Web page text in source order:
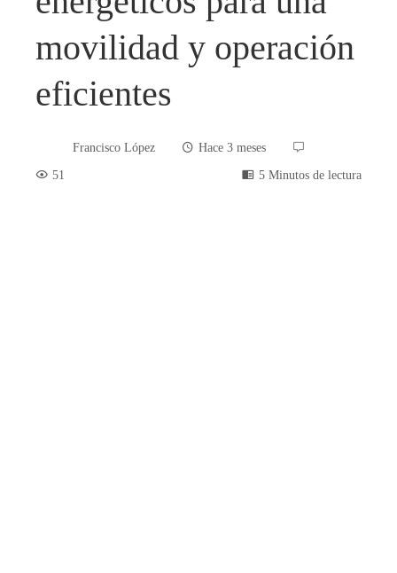
movilidad y operación
eficientes
Francisco López
Hace 3 meses
51
5 Minutos de lectura